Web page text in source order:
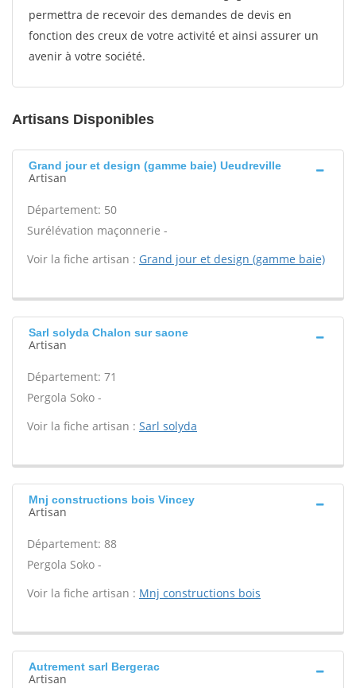
permettra de recevoir des demandes de devis en
fonction des creux de votre activité et ainsi assurer un
avenir à votre société.
Artisans Disponibles
Grand jour et design (gamme baie) Ueudreville
Artisan
Département: 50
Surélévation maçonnerie -
Voir la fiche artisan : Grand jour et design (gamme baie)
Sarl solyda Chalon sur saone
Artisan
Département: 71
Pergola Soko -
Voir la fiche artisan : Sarl solyda
Mnj constructions bois Vincey
Artisan
Département: 88
Pergola Soko -
Voir la fiche artisan : Mnj constructions bois
Autrement sarl Bergerac
Artisan